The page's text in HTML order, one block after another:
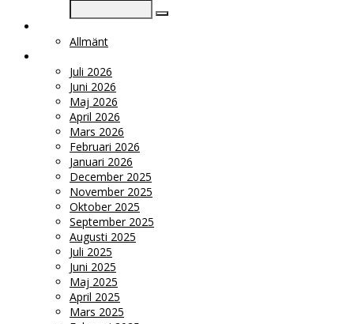
Allmänt
Juli 2026
Juni 2026
Maj 2026
April 2026
Mars 2026
Februari 2026
Januari 2026
December 2025
November 2025
Oktober 2025
September 2025
Augusti 2025
Juli 2025
Juni 2025
Maj 2025
April 2025
Mars 2025